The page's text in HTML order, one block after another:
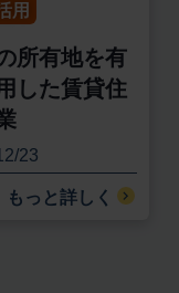
用
所有地を有
した賃貸住
23
もっと詳しく